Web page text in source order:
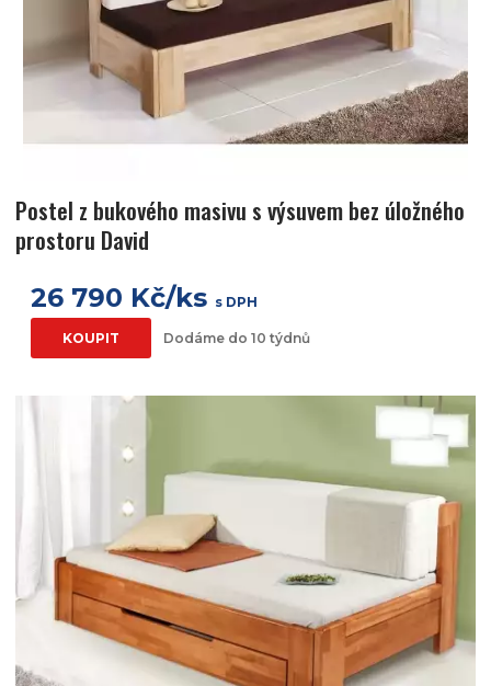
Postel z bukového masivu s výsuvem bez úložného
prostoru David
26 790 Kč/ks s DPH
KOUPIT Dodáme do 10 týdnů